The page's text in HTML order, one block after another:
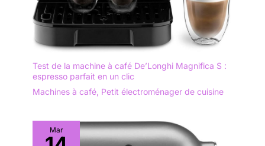
Test de la machine à café De’Longhi Magnifica S :
espresso parfait en un clic
Machines à café Petit électroménager de cuisine
Mar